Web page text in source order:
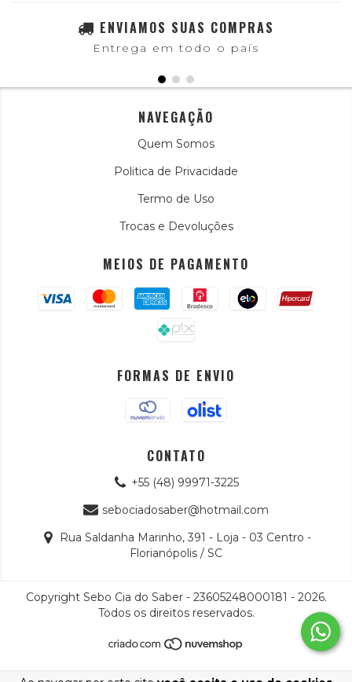
ENVIAMOS SUAS COMPRAS
Entrega em todo o país
NAVEGAÇÃO
Quem Somos
Politica de Privacidade
Termo de Uso
Trocas e Devoluções
MEIOS DE PAGAMENTO
FORMAS DE ENVIO
CONTATO
+55 (48) 99971-3225
sebociadosaber@hotmail.com
Rua Saldanha Marinho, 391 - Loja - 03 Centro -
Florianópolis / SC
Copyright Sebo Cia do Saber - 23605248000181 - 2026.
Todos os direitos reservados.